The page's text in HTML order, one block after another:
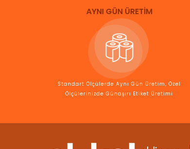
AYNI GÜN ÜRETİM
Standart Ölçülerde Aynı Gün Üretim, Özel
Ölçülerinizde Günaşırı Etiket Üretimi